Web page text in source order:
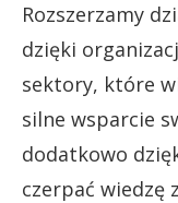
Rozszerzamy
dzięki
sektory, które
silne wsparcie
dodatkowo
czerpać wiedzę